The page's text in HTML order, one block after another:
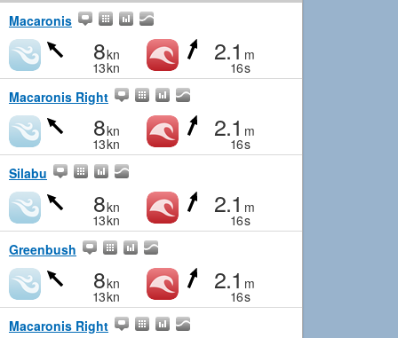
Macaronis
8kn
13kn
2.1 m
16s
Macaronis Right
8kn
13kn
2.1 m
16s
Silabu
8kn
13kn
2.1 m
16s
Greenbush
8kn
13kn
2.1 m
16s
Macaronis Right